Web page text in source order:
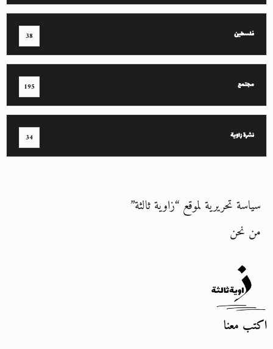
فلسطين 38
مجتمع 195
نشرة زاوية 34
سياسة تحريرية لموقع “زاوية ثالثة”
من نحن
اكتب معنا